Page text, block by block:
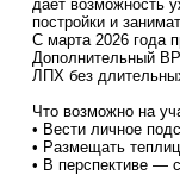
дает возможность
постройки и
С марта 2026 года
Дополнительный
ЛПХ без
Что возможно на
• Вести личное
• Размещать
• В перспективе —